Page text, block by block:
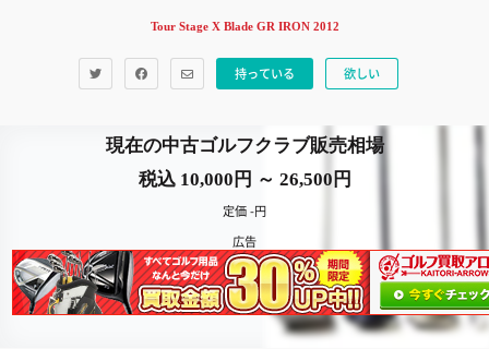
Tour Stage X Blade GR IRON 2012
持っている 欲しい
現在の中古ゴルフクラブ販売相場
税込 10,000円 ～ 26,500円
定価 -円
広告